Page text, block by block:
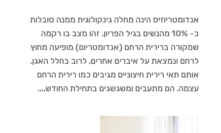
אנדומטריוזיס הינה מחלה גינקולוגית ממנה סובלות
כ- 10% מהנשים בגיל הפריון. זהו מצב בו רקמה
שמקורה ברירית הרחם (אנדומטריום) מופיעה מחוץ
לרחם ונמצאת על איברים אחרים, לרוב בחלל האגן.
אותם תאי רירית חיצוניים מגיבים כמו רירית הרחם
עצמה. הם מתעבים ומשגשגים בתחילת החודש,...